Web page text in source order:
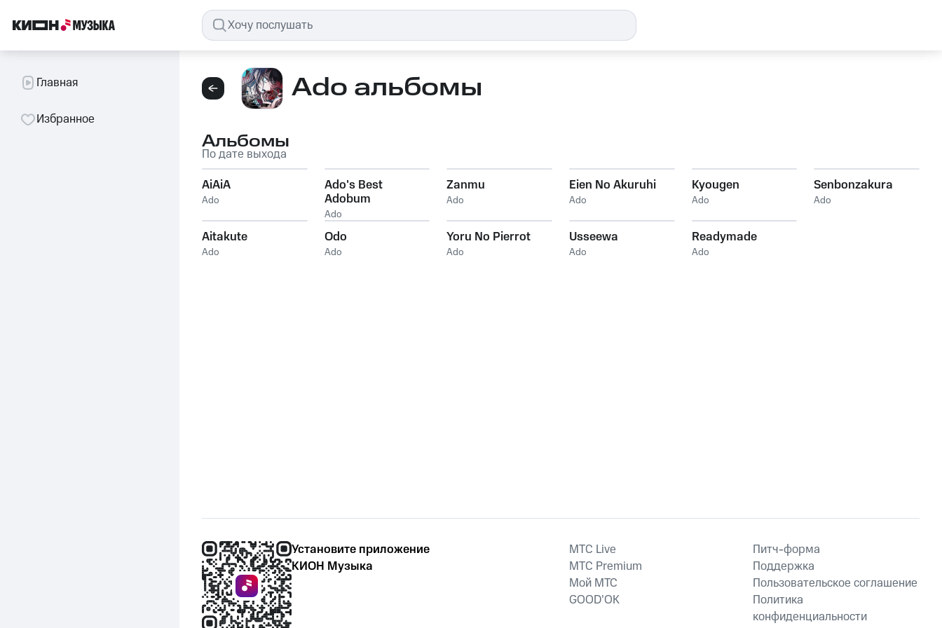
Главная
Избранное
Ado альбомы
Альбомы
По дате выхода
AiAiA
Ado
Ado's Best
Adobum
Ado
Zanmu
Ado
Eien No Akuruhi
Ado
Kyougen
Ado
Senbonzakura
Ado
Aitakute
Ado
Odo
Ado
Yoru No Pierrot
Ado
Usseewa
Ado
Readymade
Ado
Установите приложение
КИОН Музыка
MTС Live
MTС Premium
Мой МТС
GOOD’OK
Питч-форма
Поддержка
Пользовательское соглашение
Политика
конфиденциальности